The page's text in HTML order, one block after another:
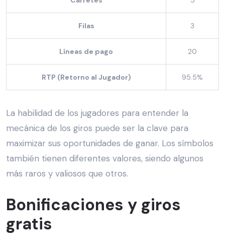
Filas 3
Líneas de pago 20
RTP (Retorno al Jugador) 95.5%
La habilidad de los jugadores para entender la
mecánica de los giros puede ser la clave para
maximizar sus oportunidades de ganar. Los símbolos
también tienen diferentes valores, siendo algunos
más raros y valiosos que otros.
Bonificaciones y giros
gratis